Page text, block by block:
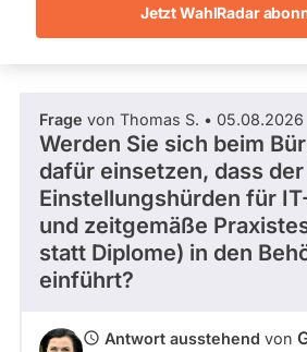
Archiv
Spenden
Jetzt WahlRadar
welche
gestellt
wurden.
Solche
aus
vergangenen
Kandidaturen
und
Mandaten
werden
nicht
Fragen und
Frage von Thomas S. • 05.08.2026
Werden Sie sich beim
dafür einsetzen, dass
Einstellungshürden für
und zeitgemäße
statt Diplome) in den
einführt?
Antwort ausstehend von